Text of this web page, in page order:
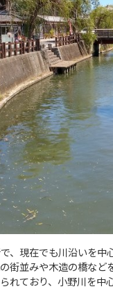
、現在でも川沿いを
街並みや木造の橋など
れており、小野川を中